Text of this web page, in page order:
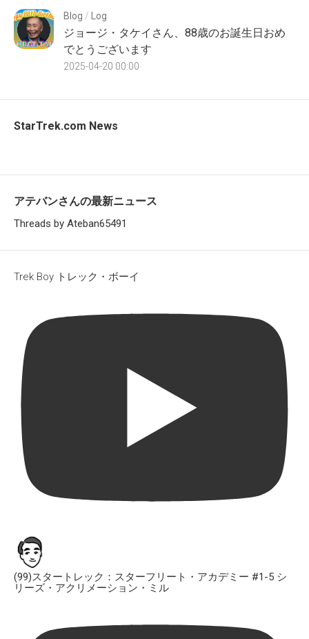
Blog / Log
ジョージ・タケイさん、88歳のお誕生日おめ
でとうございます
2025-04-20 00:00
StarTrek.com News
アテバンさんの最新ニュース
Threads by Ateban65491
Trek Boy トレック・ボーイ
(99)スタートレック：スターフリート・アカデミー #1-5 シ
リーズ・アクリメーション・ミル